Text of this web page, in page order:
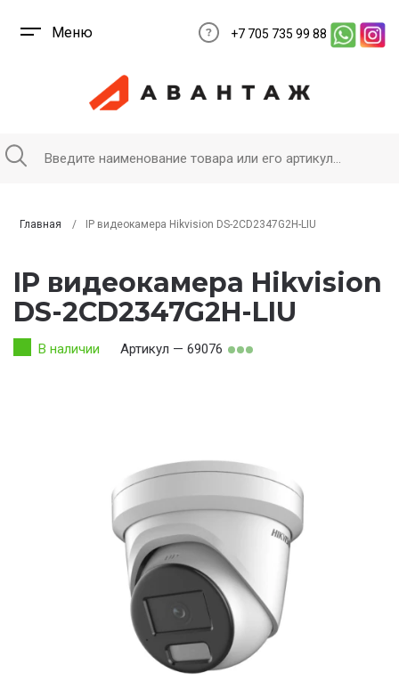
Меню +7 705 735 99 88
Главная IP видеокамера Hikvision DS-2CD2347G2H-LIU
IP видеокамера Hikvision
DS-2CD2347G2H-LIU
В наличии Артикул — 69076